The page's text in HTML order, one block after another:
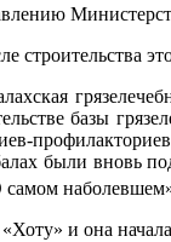
базы
были вновь
самом
и она